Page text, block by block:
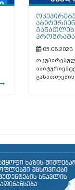
05.08.2026